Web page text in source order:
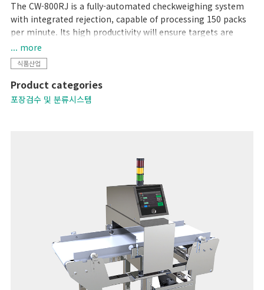
The CW-800RJ is a fully-automated checkweighing system
with integrated rejection, capable of processing 150 packs
per minute. Its high productivity will ensure targets are
met, whilst your brand is protected by ensuring target
weight is met.
... more
식품산업
Product categories
포장검수 및 분류시스템